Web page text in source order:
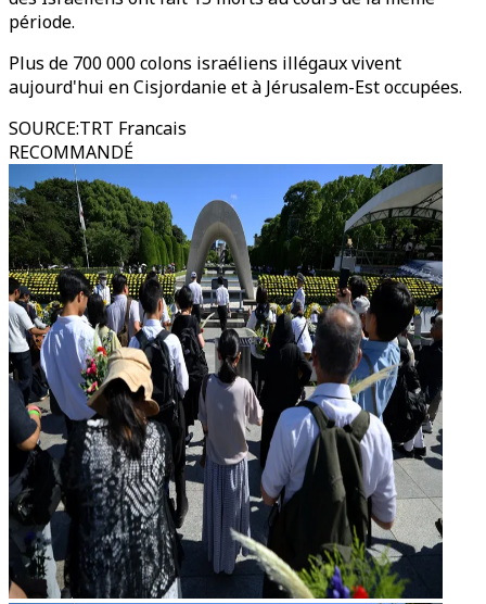
période.
Plus de 700 000 colons israéliens illégaux vivent
aujourd'hui en Cisjordanie et à Jérusalem-Est occupées.
SOURCE:TRT Francais
RECOMMANDÉ